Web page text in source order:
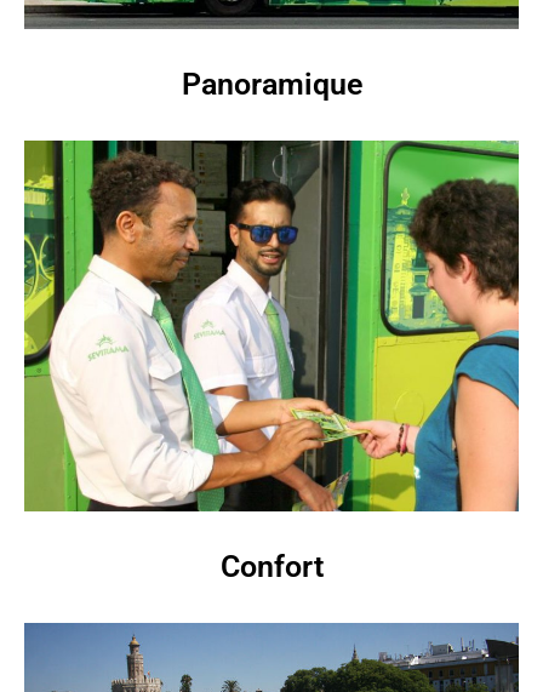
Panoramique
Confort